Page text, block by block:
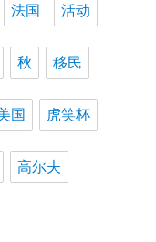
法国 活动
秋 移民
国 虎笑杯
高尔夫